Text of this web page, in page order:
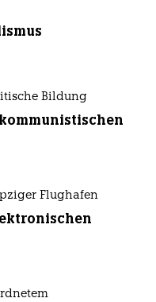
Bildung
Flughafen